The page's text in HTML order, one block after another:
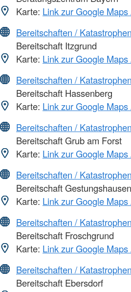
Karte: Link zur Google
Bereitschaften /
Bereitschaft Itzgrund
Karte: Link zur Google
Bereitschaften /
Bereitschaft Hassenberg
Karte: Link zur Google
Bereitschaften /
Bereitschaft Grub am Forst
Karte: Link zur Google
Bereitschaften /
Bereitschaft Gestungshausen
Karte: Link zur Google
Bereitschaften /
Bereitschaft Froschgrund
Karte: Link zur Google
Bereitschaften /
Bereitschaft Ebersdorf